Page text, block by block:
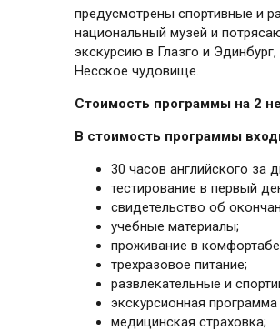
предусмотрены спортивные и
национальный музей и
экскурсию в Глазго и
Несское чудовище.
Стоимость программы на 2
В стоимость программы
30 часов английского за
тестирование в первый
свидетельство об
учебные материалы;
проживание в
трехразовое питание;
развлекательные и
экскурсионная
медицинская страховка;